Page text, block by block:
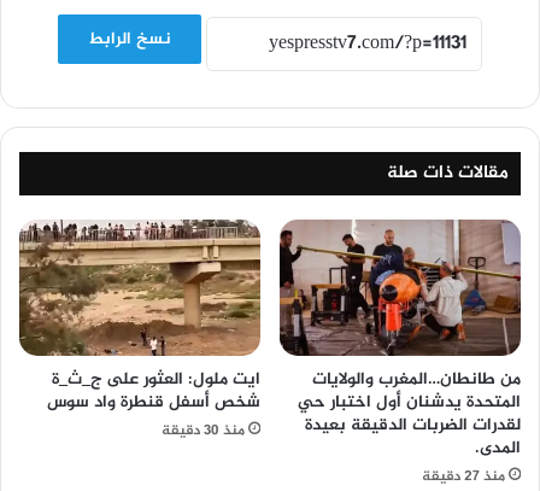
نسخ الرابط
مقالات ذات صلة
من طانطان…المغرب والولايات
المتحدة يدشنان أول اختبار حي
لقدرات الضربات الدقيقة بعيدة
المدى.
منذ 27 دقيقة
ايت ملول: العثور على ج_ث_ة
شخص أسفل قنطرة واد سوس
منذ 30 دقيقة